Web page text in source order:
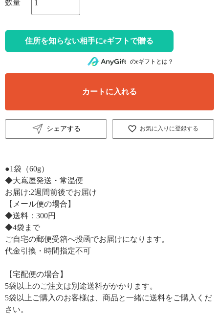
お気に入りに登録する
カートに入れる
住所を知らない相手にeギフトで贈る
のeギフトとは？
シェアする
●1袋（60g）
◆大嶌屋発送・常温便
お届け:2週間前後でお届け
【メール便の場合】
◆送料：300円
◆4袋まで
ご自宅の郵便受箱へ投函でお届けになります。
代金引換・時間指定不可
【宅配便の場合】
5袋以上のご注文は別途送料がかかります。
5袋以上ご購入のお客様は、商品と一緒に送料をご購入くだ
さい。